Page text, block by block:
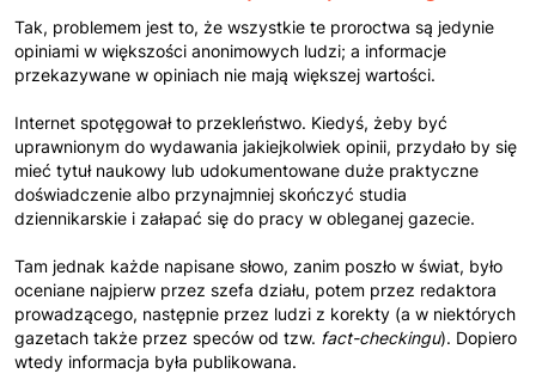
Tak, problemem jest to, że wszystkie te proroctwa są jedynie
opiniami w większości anonimowych ludzi; a informacje
przekazywane w opiniach nie mają większej wartości.
Internet spotęgował to przekleństwo. Kiedyś, żeby być
uprawnionym do wydawania jakiejkolwiek opinii, przydało by się
mieć tytuł naukowy lub udokumentowane duże praktyczne
doświadczenie albo przynajmniej skończyć studia
dziennikarskie i załapać się do pracy w obleganej gazecie.
Tam jednak każde napisane słowo, zanim poszło w świat, było
oceniane najpierw przez szefa działu, potem przez redaktora
prowadzącego, następnie przez ludzi z korekty (a w niektórych
gazetach także przez speców od tzw. fact-checkingu). Dopiero
wtedy informacja była publikowana.